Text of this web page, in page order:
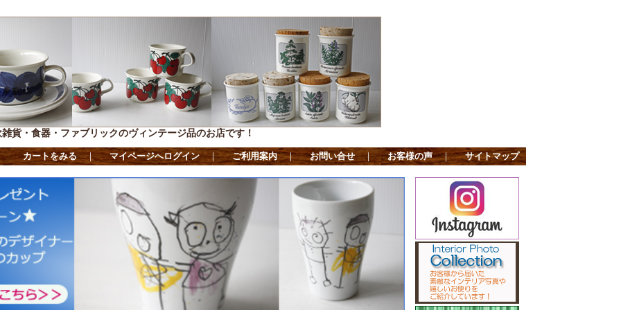
貨・食器・ファブリックのヴィンテージ品のお店です！
カートをみる ｜ マイページへログイン ｜ ご利用案内 ｜ お問い合せ ｜ お客様の声 ｜ サイトマップ